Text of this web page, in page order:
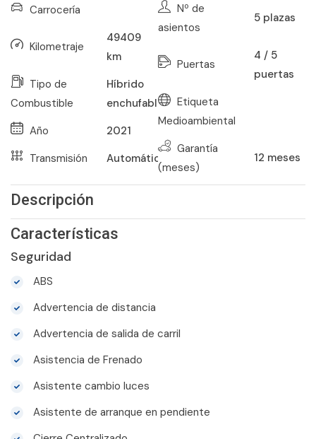
Carrocería
Kilometraje
49409
km
Tipo de
Combustible
Híbrido
enchufable
Año
2021
Transmisión
Automático
Nº de
asientos
5 plazas
Puertas
4 / 5
puertas
Etiqueta
Medioambiental
Garantía
(meses)
12 meses
Descripción
Características
Seguridad
ABS
Advertencia de distancia
Advertencia de salida de carril
Asistencia de Frenado
Asistente cambio luces
Asistente de arranque en pendiente